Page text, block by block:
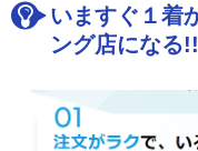
いますぐ１着
ング店になる!!